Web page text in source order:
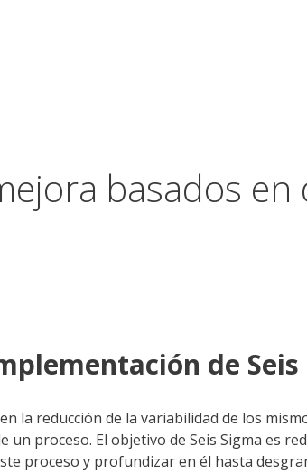
basados en
de Seis
la reducción de la variabilidad de los
proceso. El objetivo de Seis Sigma es
proceso y profundizar en él hasta